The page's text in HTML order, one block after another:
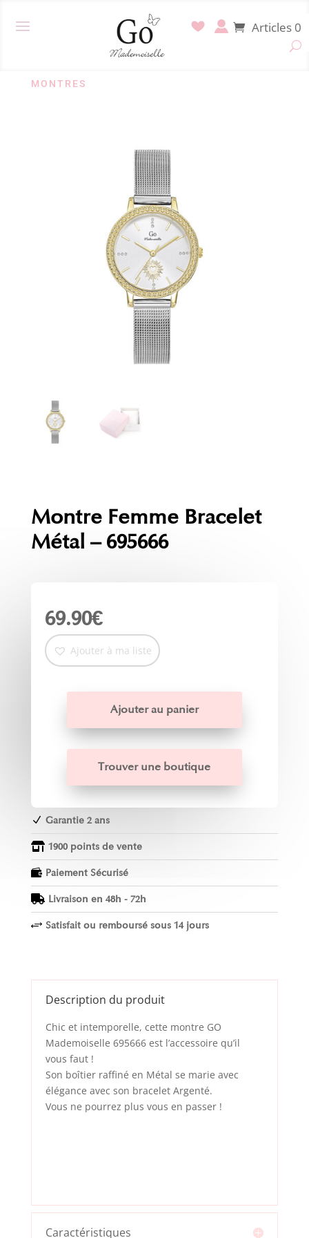
Articles 0
MONTRES
Montre Femme Bracelet
Métal – 695666
69.90€
Ajouter à ma liste
Ajouter au panier
Trouver une boutique
N Garantie 2 ans
 1900 points de vente
 Paiement Sécurisé
 Livraison en 48h - 72h
+ Satisfait ou remboursé sous 14 jours
Description du produit
Chic et intemporelle, cette montre GO
Mademoiselle 695666 est l’accessoire qu’il
vous faut !
Son boîtier raffiné en Métal se marie avec
élégance avec son bracelet Argenté.
Vous ne pourrez plus vous en passer !
Caractéristiques